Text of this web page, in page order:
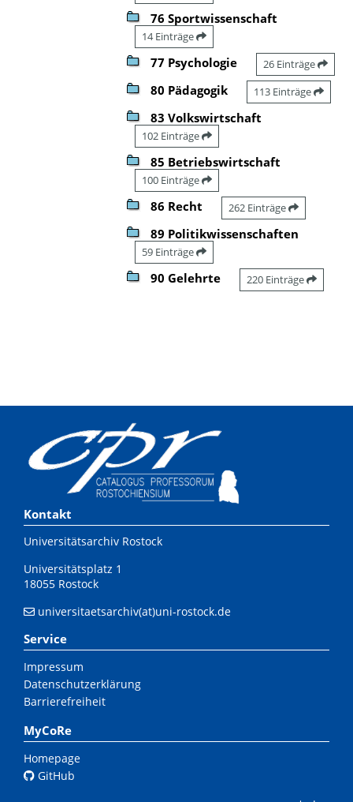
76 Sportwissenschaft
14 Einträge
77 Psychologie 26 Einträge
80 Pädagogik 113 Einträge
83 Volkswirtschaft
102 Einträge
85 Betriebswirtschaft
100 Einträge
86 Recht 262 Einträge
89 Politikwissenschaften
59 Einträge
90 Gelehrte 220 Einträge
Kontakt
Universitätsarchiv Rostock
Universitätsplatz 1
18055 Rostock
universitaetsarchiv(at)uni-rostock.de
Service
Impressum
Datenschutzerklärung
Barrierefreiheit
MyCoRe
Homepage
GitHub